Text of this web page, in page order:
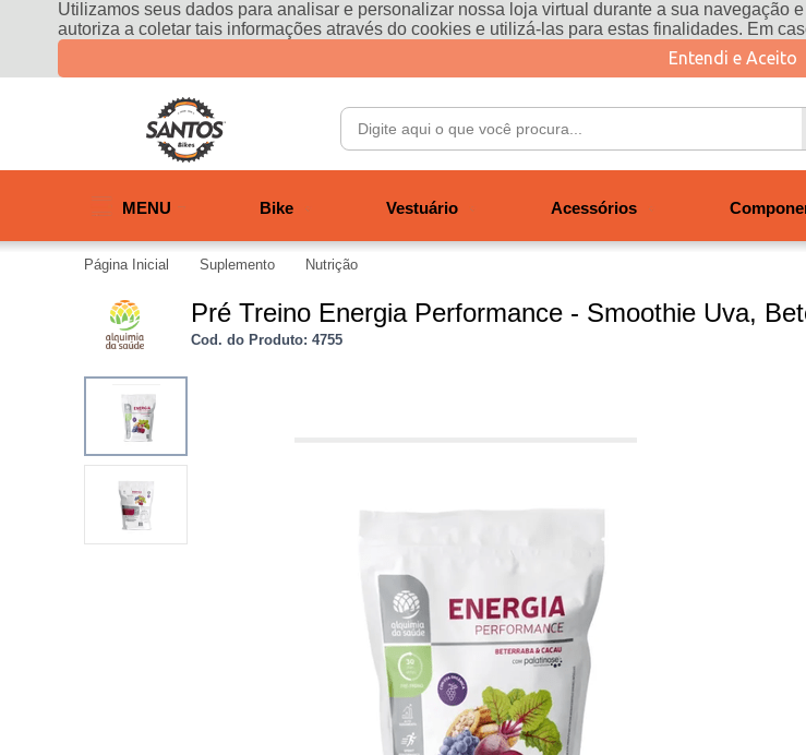
Utilizamos seus dados para analisar e personalizar nossa loja virtual durante a sua navegação
autoriza a coletar tais informações através do cookies e utilizá-las para estas finalidades. Em
Entendi e Aceito
MENU Bike Vestuário Acessórios
Página Inicial Suplemento Nutrição
Pré Treino Energia Performance - Smoothie Uva,
Cod. do Produto: 4755